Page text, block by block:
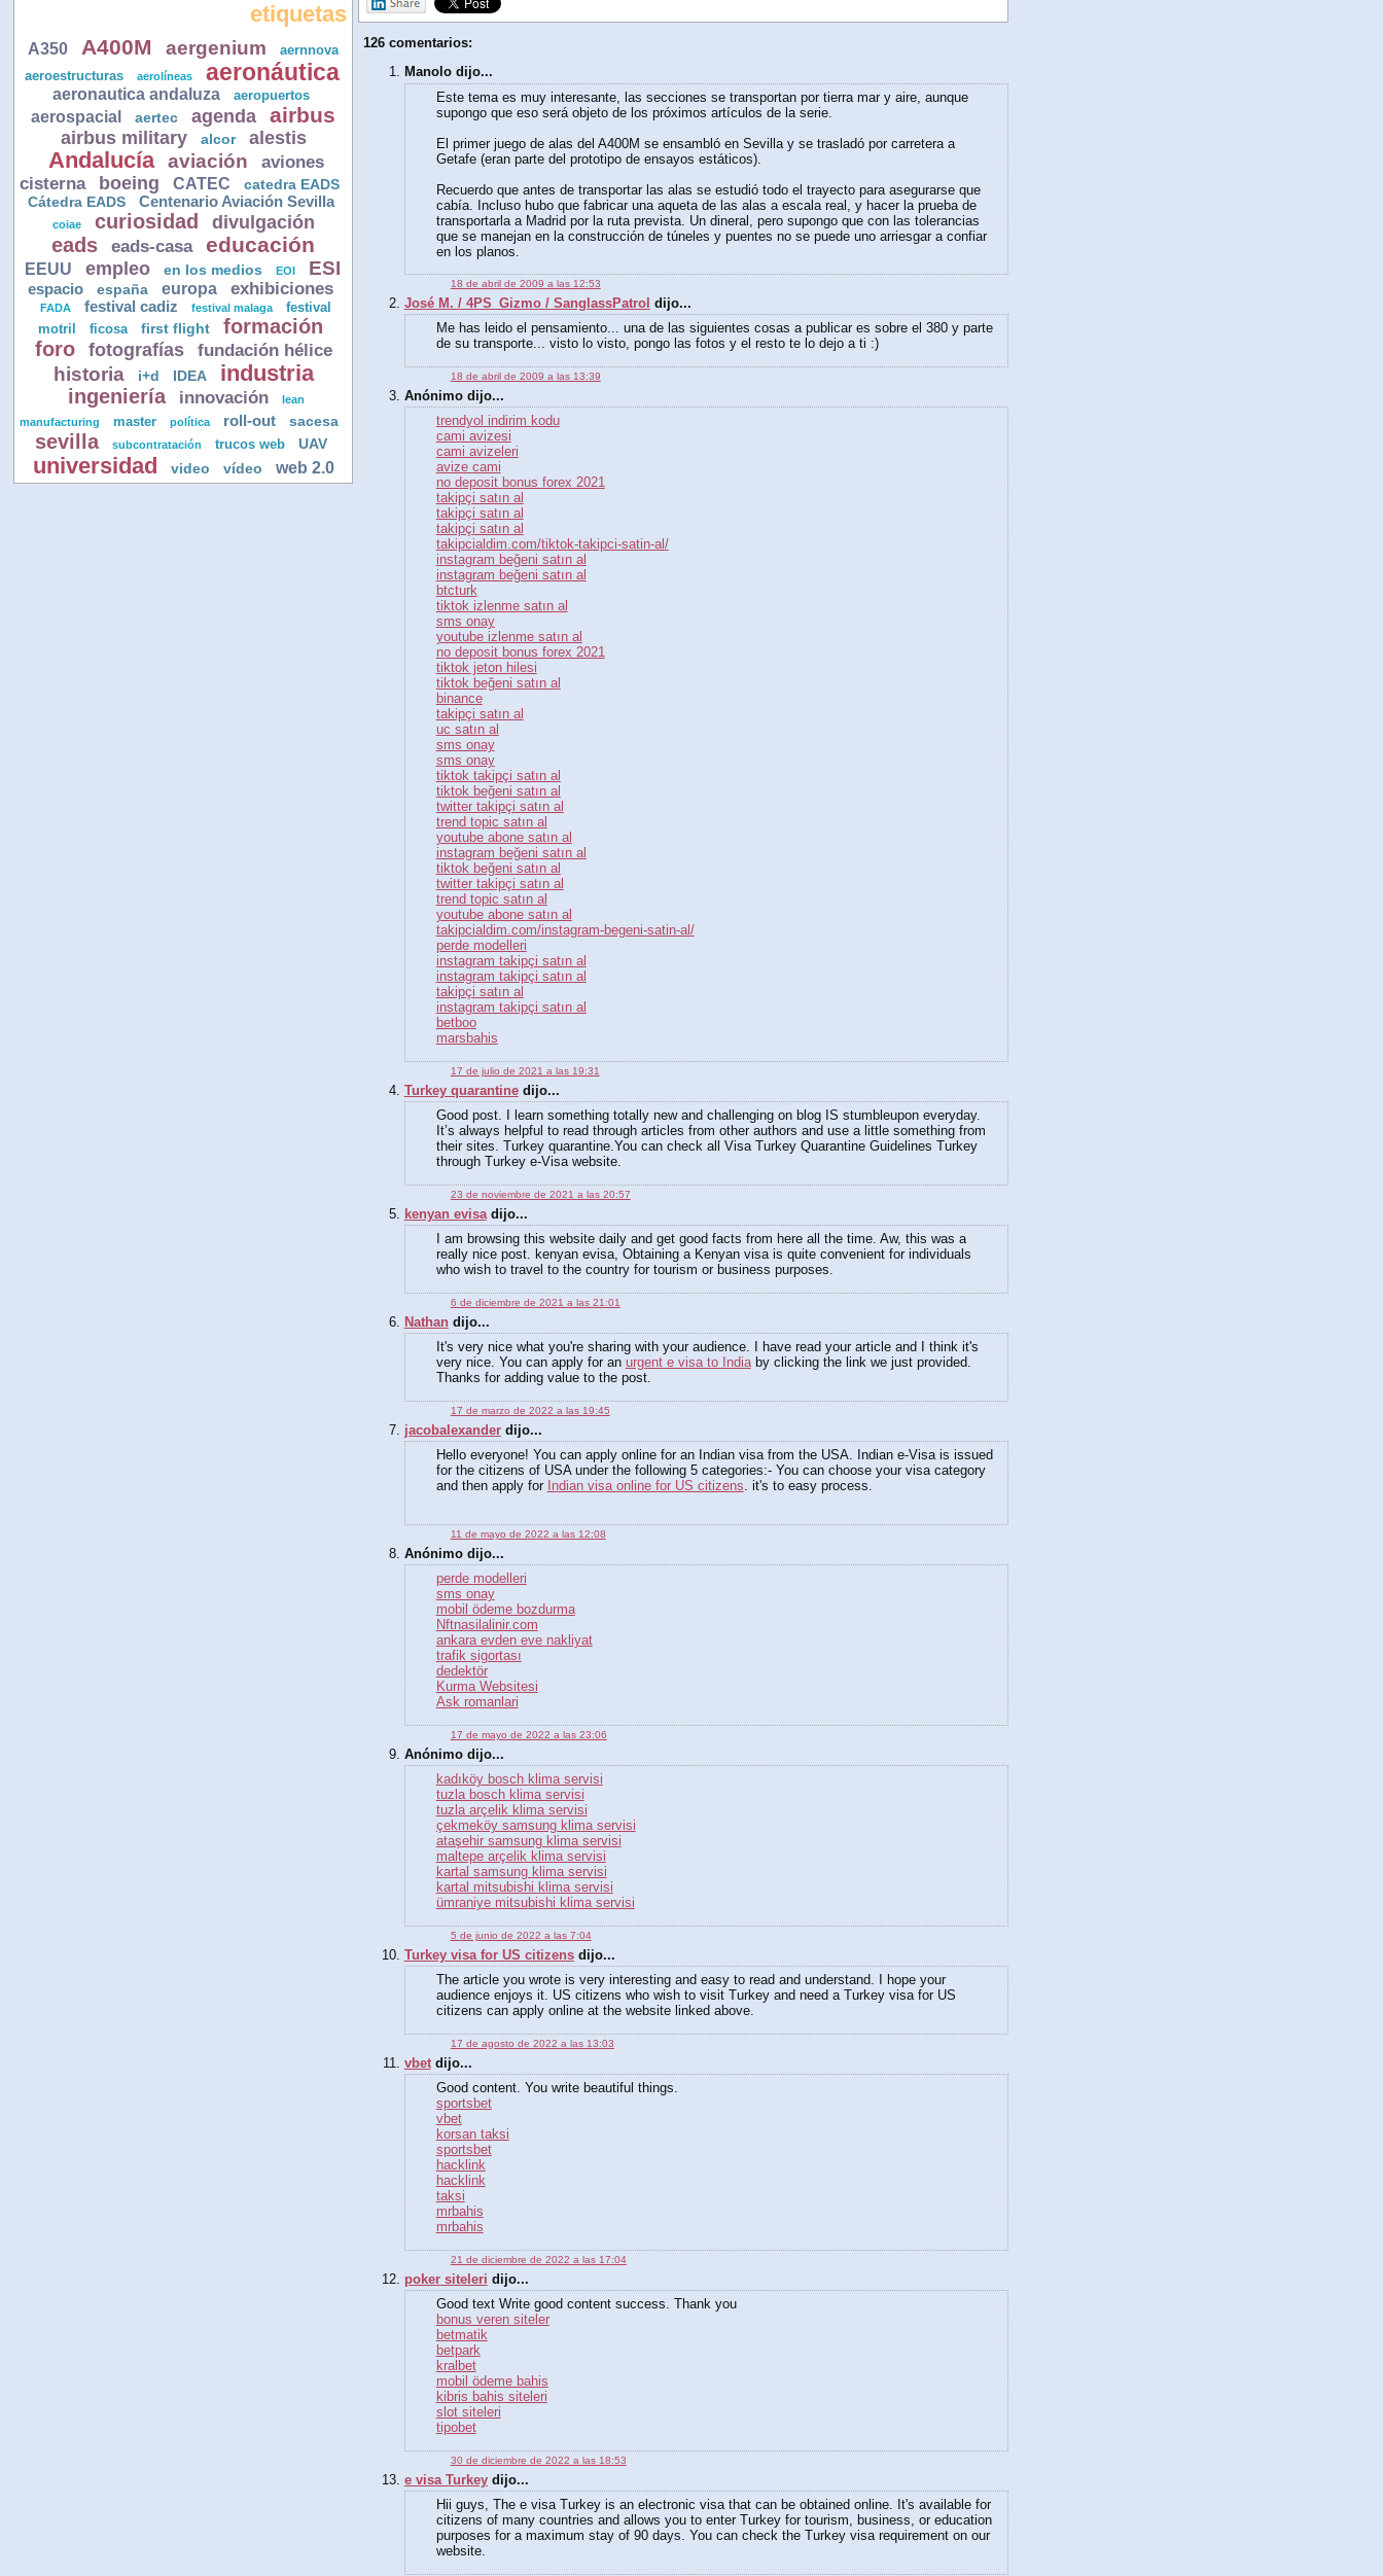
etiquetas
A350 A400M aergenium
aernnova
aeroestructuras
aerolíneas aeronáutica
aeronautica andaluza aeropuertos
aerospacial aertec agenda airbus
airbus military alcor alestis
Andalucía aviación
aviones
cisterna
boeing CATEC
catedra EADS
Cátedra EADS
Centenario Aviación Sevilla
coiae curiosidad divulgación
eads eads-casa educación
EEUU empleo en los medios EOI ESI
espacio españa europa exhibiciones
FADA festival cadiz festival malaga
festival
motril
ficosa first flight
formación
foro
fotografías fundación hélice
historia i+d IDEA industria
ingeniería innovación
lean
manufacturing
master política roll-out sacesa
sevilla subcontratación trucos web UAV
universidad video vídeo web 2.0
126 comentarios:
Manolo dijo...
Este tema es muy interesante, las secciones se transportan por tierra mar y aire, aunque
supongo que eso será objeto de los próximos artículos de la serie.
El primer juego de alas del A400M se ensambló en Sevilla y se trasladó por carretera a
Getafe (eran parte del prototipo de ensayos estáticos).
Recuerdo que antes de transportar las alas se estudió todo el trayecto para asegurarse que
cabía. Incluso hubo que fabricar una aqueta de las alas a escala real, y hacer la prueba de
transportarla a Madrid por la ruta prevista. Un dineral, pero supongo que con las tolerancias
que se manejan en la construcción de túneles y puentes no se puede uno arriesgar a confiar
en los planos.
18 de abril de 2009 a las 12:53
José M. / 4PS_Gizmo / SanglassPatrol dijo...
Me has leido el pensamiento... una de las siguientes cosas a publicar es sobre el 380 y parte
de su transporte... visto lo visto, pongo las fotos y el resto te lo dejo a ti :)
18 de abril de 2009 a las 13:39
Anónimo dijo...
trendyol indirim kodu
cami avizesi
cami avizeleri
avize cami
no deposit bonus forex 2021
takipçi satın al
takipçi satın al
takipçi satın al
takipcialdim.com/tiktok-takipci-satin-al/
instagram beğeni satın al
instagram beğeni satın al
btcturk
tiktok izlenme satın al
sms onay
youtube izlenme satın al
no deposit bonus forex 2021
tiktok jeton hilesi
tiktok beğeni satın al
binance
takipçi satın al
uc satın al
sms onay
sms onay
tiktok takipçi satın al
tiktok beğeni satın al
twitter takipçi satın al
trend topic satın al
youtube abone satın al
instagram beğeni satın al
tiktok beğeni satın al
twitter takipçi satın al
trend topic satın al
youtube abone satın al
takipcialdim.com/instagram-begeni-satin-al/
perde modelleri
instagram takipçi satın al
instagram takipçi satın al
takipçi satın al
instagram takipçi satın al
betboo
marsbahis
17 de julio de 2021 a las 19:31
Turkey quarantinedijo...
Good post. I learn something totally new and challenging on blog IS stumbleupon everyday.
It’s always helpful to read through articles from other authors and use a little something from
their sites. Turkey quarantine.You can check all Visa Turkey Quarantine Guidelines Turkey
through Turkey e-Visa website.
23 de noviembre de 2021 a las 20:57
kenyan evisadijo...
I am browsing this website daily and get good facts from here all the time. Aw, this was a
really nice post. kenyan evisa, Obtaining a Kenyan visa is quite convenient for individuals
who wish to travel to the country for tourism or business purposes.
6 de diciembre de 2021 a las 21:01
Nathandijo...
It's very nice what you're sharing with your audience. I have read your article and I think it's
very nice. You can apply for an urgent e visa to Indiaby clicking the link we just provided.
Thanks for adding value to the post.
17 de marzo de 2022 a las 19:45
jacobalexanderdijo...
Hello everyone! You can apply online for an Indian visa from the USA. Indian e-Visa is issued
for the citizens of USA under the following 5 categories:- You can choose your visa category
and then apply for Indian visa online for US citizens. it's to easy process.
11 de mayo de 2022 a las 12:08
Anónimo dijo...
perde modelleri
sms onay
mobil ödeme bozdurma
Nftnasilalinir.com
ankara evden eve nakliyat
trafik sigortası
dedektör
Kurma Websitesi
Ask romanlari
17 de mayo de 2022 a las 23:06
Anónimo dijo...
kadıköy bosch klima servisi
tuzla bosch klima servisi
tuzla arçelik klima servisi
çekmeköy samsung klima servisi
ataşehir samsung klima servisi
maltepe arçelik klima servisi
kartal samsung klima servisi
kartal mitsubishi klima servisi
ümraniye mitsubishi klima servisi
5 de junio de 2022 a las 7:04
Turkey visa for US citizensdijo...
The article you wrote is very interesting and easy to read and understand. I hope your
audience enjoys it. US citizens who wish to visit Turkey and need a Turkey visa for US
citizens can apply online at the website linked above.
17 de agosto de 2022 a las 13:03
vbetdijo...
Good content. You write beautiful things.
sportsbet
vbet
korsan taksi
sportsbet
hacklink
hacklink
taksi
mrbahis
mrbahis
21 de diciembre de 2022 a las 17:04
poker siteleri dijo...
Good text Write good content success. Thank you
bonus veren siteler
betmatik
betpark
kralbet
mobil ödeme bahis
kibris bahis siteleri
slot siteleri
tipobet
30 de diciembre de 2022 a las 18:53
e visa Turkeydijo...
Hii guys, The e visa Turkey is an electronic visa that can be obtained online. It's available for
citizens of many countries and allows you to enter Turkey for tourism, business, or education
purposes for a maximum stay of 90 days. You can check the Turkey visa requirement on our
website.